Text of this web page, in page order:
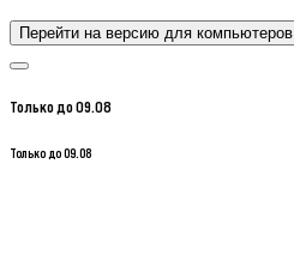
Перейти на версию для компьютеров
Только до 09.08
Только до 09.08